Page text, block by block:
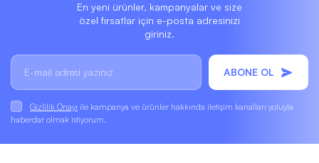
En yeni ürünler, kampanyalar ve size
özel fırsatlar için e-posta adresinizi
giriniz.
ABONE OL
Gizlilik Onayı ile kampanya ve ürünler hakkında iletişim kanalları yoluyla
haberdar olmak istiyorum.